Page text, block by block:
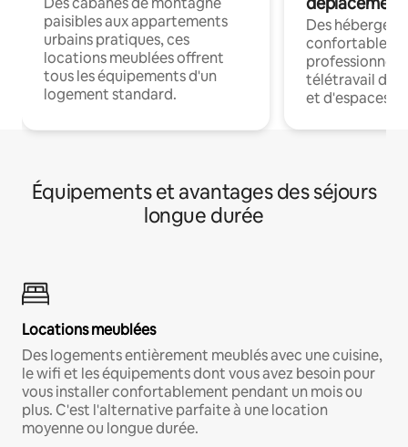
paisibles aux appartements
urbains pratiques, ces
locations meublées offrent
tous les équipements d'un
logement standard.
Des
confortables
professionnels
télétravail
et d'espaces
Équipements et avantages des séjours
longue durée
Locations meublées
Des logements entièrement meublés avec une cuisine,
le wifi et les équipements dont vous avez besoin pour
vous installer confortablement pendant un mois ou
plus. C'est l'alternative parfaite à une location
moyenne ou longue durée.